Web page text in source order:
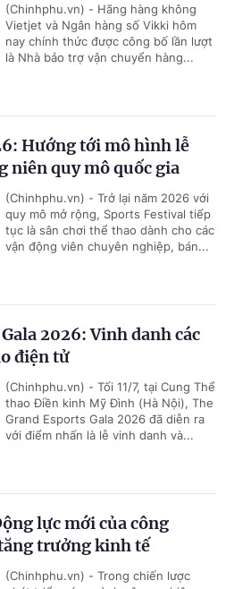
(Chinhphu.vn) - Hãng hàng không
Vietjet và Ngân hàng số Vikki hôm
nay chính thức được công bố lần lượt
là Nhà bảo trợ vận chuyển hàng...
Hướng tới mô hình lễ
niên quy mô quốc gia
(Chinhphu.vn) - Trở lại năm 2026 với
quy mô mở rộng, Sports Festival tiếp
tục là sân chơi thể thao dành cho các
vận động viên chuyên nghiệp, bán...
2026: Vinh danh các
điện tử
(Chinhphu.vn) - Tối 11/7, tại Cung Thể
thao Điền kinh Mỹ Đình (Hà Nội), The
Grand Esports Gala 2026 đã diễn ra
với điểm nhấn là lễ vinh danh và...
lực mới của công
trưởng kinh tế
(Chinhphu.vn) - Trong chiến lược